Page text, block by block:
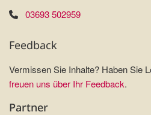
03693 502959
Feedback
Vermissen Sie Inhalte? Haben Sie
freuen uns über Ihr Feedback.
Partner